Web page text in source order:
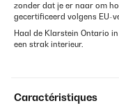
zonder dat je er naar om
gecertificeerd volgens EU-
Haal de Klarstein Ontario
een strak interieur.
Caractéristiques